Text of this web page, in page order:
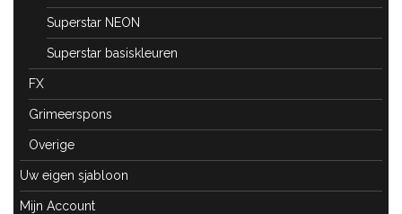
Superstar NEON
Superstar basiskleuren
FX
Grimeerspons
Overige
Uw eigen sjabloon
Mijn Account